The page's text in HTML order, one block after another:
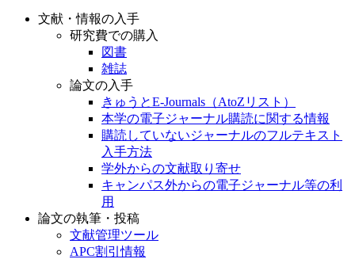
文献・情報の入手
研究費での購入
図書
雑誌
論文の入手
きゅうとE-Journals（AtoZリスト）
本学の電子ジャーナル購読に関する情報
購読していないジャーナルのフルテキスト
入手方法
学外からの文献取り寄せ
キャンパス外からの電子ジャーナル等の利
用
論文の執筆・投稿
文献管理ツール
APC割引情報